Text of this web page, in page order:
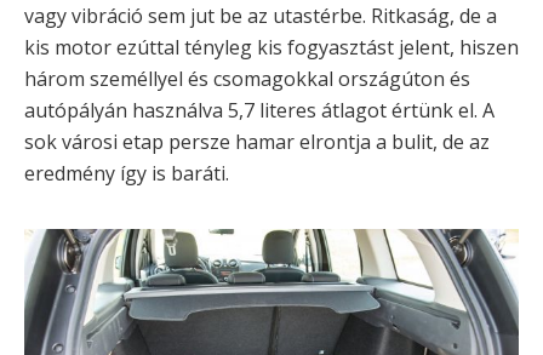
vagy vibráció sem jut be az utastérbe. Ritkaság, de a
kis motor ezúttal tényleg kis fogyasztást jelent, hiszen
három személlyel és csomagokkal országúton és
autópályán használva 5,7 literes átlagot értünk el. A
sok városi etap persze hamar elrontja a bulit, de az
eredmény így is baráti.